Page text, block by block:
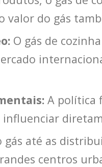
valor do gás
O gás de
A política
influenciar
até as
centros